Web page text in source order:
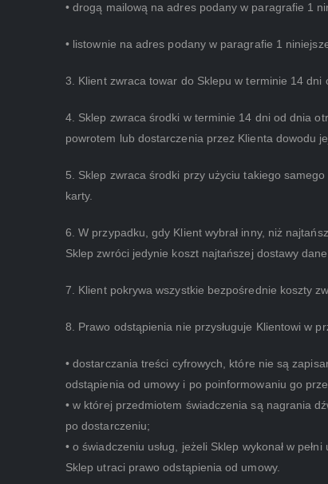
• drogą mailową na adres podany w paragrafie 1
• listownie na adres podany w paragrafie 1
3. Klient zwraca towar do Sklepu w terminie 14 dni
4. Sklep zwraca środki w terminie 14 dni od dnia
powrotem lub dostarczenia przez Klienta dowodu
5. Sklep zwraca środki przy użyciu takiego
karty.
6. W przypadku, gdy Klient wybrał inny, niż
Sklep zwróci jedynie koszt najtańszej dostawy
7. Klient pokrywa wszystkie bezpośrednie koszty
8. Prawo odstąpienia nie przysługuje Klientowi w
• dostarczania treści cyfrowych, które nie są
odstąpienia od umowy i po poinformowaniu go
• w której przedmiotem świadczenia są nagrania
po dostarczeniu;
• o świadczeniu usług, jeżeli Sklep wykonał w
Sklep utraci prawo odstąpienia od umowy.